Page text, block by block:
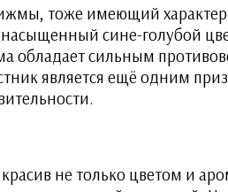
тоже имеющий
сине-голубой
обладает сильным
является ещё одним
не только цветом и